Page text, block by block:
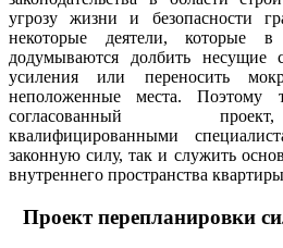
угрозу жизни и безопасности
некоторые деятели, которые
додумываются долбить несущие
усиления или переносить
неположенные места. Поэтому
согласованный
квалифицированными
законную силу, так и служить
внутреннего пространства
Проект перепланировки